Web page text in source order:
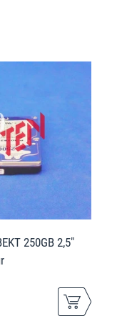
250GB 2,5"